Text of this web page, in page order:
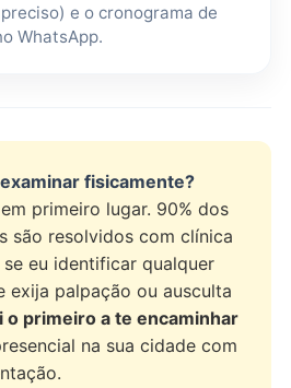
e o cronograma de
WhatsApp.
fisicamente?
primeiro lugar. 90% dos
são resolvidos com clínica
se eu identificar qualquer
exija palpação ou ausculta
o primeiro a te encaminhar
na sua cidade com